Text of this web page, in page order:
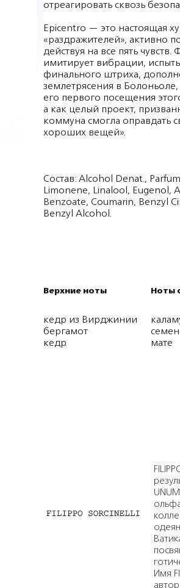
отреагировать сквозь
Epicentro — это настоящая
«раздражителей», активно
действуя на все пять
имитирует вибрации,
финального штриха,
землетрясения в
его первого посещения
а как целый проект,
коммуна смогла оправдать
хороших вещей».
Состав: Alcohol Denat.,
Limonene, Linalool, Eugenol,
Benzoate, Coumarin, Benzyl
Benzyl Alcohol.
Верхние ноты
кедр из Вирджинии
бергамот
кедр
Ноты
мате
Имя